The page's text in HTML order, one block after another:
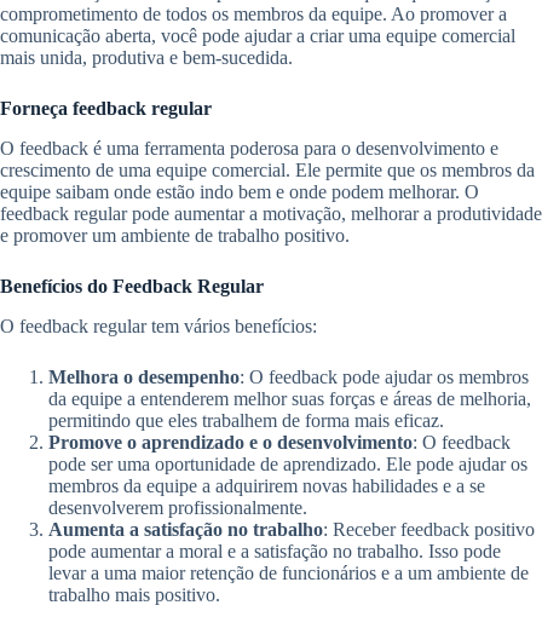
comprometimento de todos os membros da equipe. Ao promover a
comunicação aberta, você pode ajudar a criar uma equipe comercial
mais unida, produtiva e bem-sucedida.
Forneça feedback regular
O feedback é uma ferramenta poderosa para o desenvolvimento e
crescimento de uma equipe comercial. Ele permite que os membros da
equipe saibam onde estão indo bem e onde podem melhorar. O
feedback regular pode aumentar a motivação, melhorar a produtividade
e promover um ambiente de trabalho positivo.
Benefícios do Feedback Regular
O feedback regular tem vários benefícios:
Melhora o desempenho: O feedback pode ajudar os membros
da equipe a entenderem melhor suas forças e áreas de melhoria,
permitindo que eles trabalhem de forma mais eficaz.
Promove o aprendizado e o desenvolvimento: O feedback
pode ser uma oportunidade de aprendizado. Ele pode ajudar os
membros da equipe a adquirirem novas habilidades e a se
desenvolverem profissionalmente.
Aumenta a satisfação no trabalho: Receber feedback positivo
pode aumentar a moral e a satisfação no trabalho. Isso pode
levar a uma maior retenção de funcionários e a um ambiente de
trabalho mais positivo.